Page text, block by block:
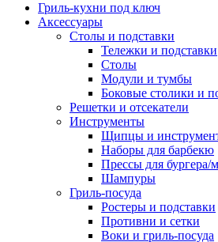
Гриль-кухни под ключ
Аксессуары
Столы и подставки
Тележки и подставки
Столы
Модули и тумбы
Боковые столики и
Решетки и отсекатели
Инструменты
Щипцы и
Наборы для барбекю
Прессы для бургера/
Шампуры
Гриль-посуда
Ростеры и подставки
Противни и сетки
Воки и гриль-посуда